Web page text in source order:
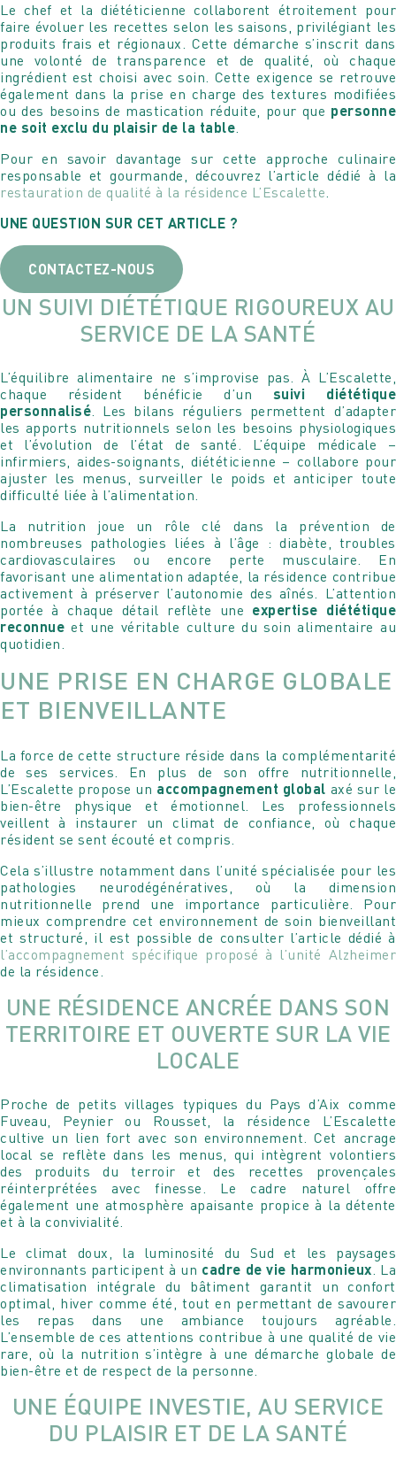
Le chef et la diététicienne collaborent étroitement pour
faire évoluer les recettes selon les saisons, privilégiant les
produits frais et régionaux. Cette démarche s’inscrit dans
une volonté de transparence et de qualité, où chaque
ingrédient est choisi avec soin. Cette exigence se retrouve
également dans la prise en charge des textures modifiées
ou des besoins de mastication réduite, pour que personne
ne soit exclu du plaisir de la table
Pour en savoir davantage sur cette approche culinaire
responsable et gourmande, découvrez l’article dédié à la
restauration de qualité à la résidence L’Escalette
UNE QUESTION SUR CET ARTICLE ?
CONTACTEZ-NOUS
UN SUIVI DIÉTÉTIQUE RIGOUREUX AU
SERVICE DE LA SANTÉ
L’équilibre alimentaire ne s’improvise pas. À L’Escalette,
chaque résident bénéficie d’un suivi diététique
personnalisé . Les bilans réguliers permettent d’adapter
les apports nutritionnels selon les besoins physiologiques
et l’évolution de l’état de santé. L’équipe médicale –
infirmiers, aides-soignants, diététicienne – collabore pour
ajuster les menus, surveiller le poids et anticiper toute
difficulté liée à l’alimentation.
La nutrition joue un rôle clé dans la prévention de
nombreuses pathologies liées à l’âge : diabète, troubles
cardiovasculaires ou encore perte musculaire. En
favorisant une alimentation adaptée, la résidence contribue
activement à préserver l’autonomie des aînés. L’attention
portée à chaque détail reflète une expertise diététique
reconnue et une véritable culture du soin alimentaire au
quotidien.
UNE PRISE EN CHARGE GLOBALE
ET BIENVEILLANTE
La force de cette structure réside dans la complémentarité
de ses services. En plus de son offre nutritionnelle,
L’Escalette propose un accompagnement global axé sur le
bien-être physique et émotionnel. Les professionnels
veillent à instaurer un climat de confiance, où chaque
résident se sent écouté et compris.
Cela s’illustre notamment dans l’unité spécialisée pour les
pathologies neurodégénératives, où la dimension
nutritionnelle prend une importance particulière. Pour
mieux comprendre cet environnement de soin bienveillant
et structuré, il est possible de consulter l’article dédié à
l’accompagnement spécifique proposé à l’unité Alzheimer
de la résidence.
UNE RÉSIDENCE ANCRÉE DANS SON
TERRITOIRE ET OUVERTE SUR LA VIE
LOCALE
Proche de petits villages typiques du Pays d’Aix comme
Fuveau, Peynier ou Rousset, la résidence L’Escalette
cultive un lien fort avec son environnement. Cet ancrage
local se reflète dans les menus, qui intègrent volontiers
des produits du terroir et des recettes provençales
réinterprétées avec finesse. Le cadre naturel offre
également une atmosphère apaisante propice à la détente
et à la convivialité.
Le climat doux, la luminosité du Sud et les paysages
environnants participent à un cadre de vie harmonieux . La
climatisation intégrale du bâtiment garantit un confort
optimal, hiver comme été, tout en permettant de savourer
les repas dans une ambiance toujours agréable.
L’ensemble de ces attentions contribue à une qualité de vie
rare, où la nutrition s’intègre à une démarche globale de
bien-être et de respect de la personne.
UNE ÉQUIPE INVESTIE, AU SERVICE
DU PLAISIR ET DE LA SANTÉ
Rencontrez
MAUREEN COGITORE
Je suis à votre entière disposition pour répondre à toutes
vos questions ou pour simplement échanger avec vous !
Votre nom
Votre n° de téléphone
Votre message
Pour soumettre ce formulaire, vous devez
accepter notre
Programmer une visite
DE LA RÉSIDENCE
Nous sommes à votre entière disposition pour
programmer avec vous une visite de la résidence et
Votre e-mail
Votre n° de téléphone
Votre message et vos disponibilités
Pour soumettre ce formulaire, vous devez
accepter notre